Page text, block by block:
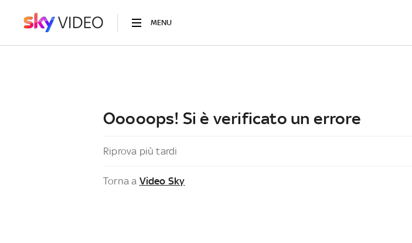
MENU
Ooooops! Si è verificato un errore
Riprova più tardi
Torna a Video Sky